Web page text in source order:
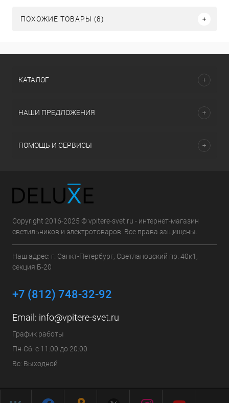
ПОХОЖИЕ ТОВАРЫ (8)
КАТАЛОГ
НАШИ ПРЕДЛОЖЕНИЯ
ПОМОЩЬ И СЕРВИСЫ
Copyright 2016-2025 © vpitere-svet.ru - интернет-магазин
светильников и электротоваров. Все права защищены.
Наш адрес: г. Санкт-Петербург, Светлановский пр. 40к1,
секция Б-20
+7 (812) 748-32-92
Email: info@vpitere-svet.ru
График работы
Пн-Сб: с 11:00 до 20:00
Вс: Выходной